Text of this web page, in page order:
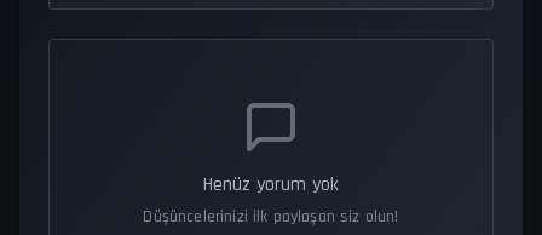
Henüz yorum yok
Düşüncelerinizi ilk paylaşan siz olun!